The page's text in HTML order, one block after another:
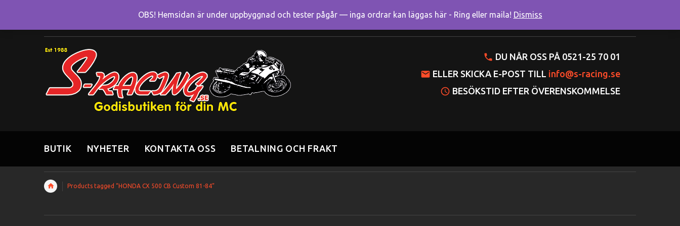
Mitt konto Varukorgen
DU NÅR OSS PÅ 0521-25 70 01
ELLER SKICKA E-POST TILL info@s-racing.se
BESÖKSTID EFTER ÖVERENSKOMMELSE
BUTIK NYHETER KONTAKTA OSS BETALNING OCH FRAKT
Products tagged “HONDA CX 500 CB Custom 81-84”
OBS! Hemsidan är under uppbyggnad och tester pågår — inga ordrar kan läggas här - Ring eller maila! Dismiss